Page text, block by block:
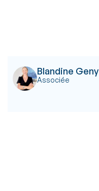
Blandine Geny
Associée